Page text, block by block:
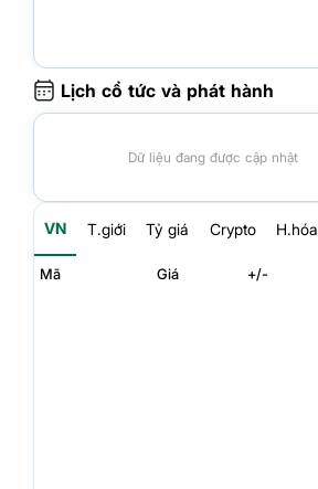
Lịch cổ tức và phát hành
Dữ liệu đang được cập nhật
VN T.giới Tỷ giá Crypto H.hóa
Mã Giá +/-